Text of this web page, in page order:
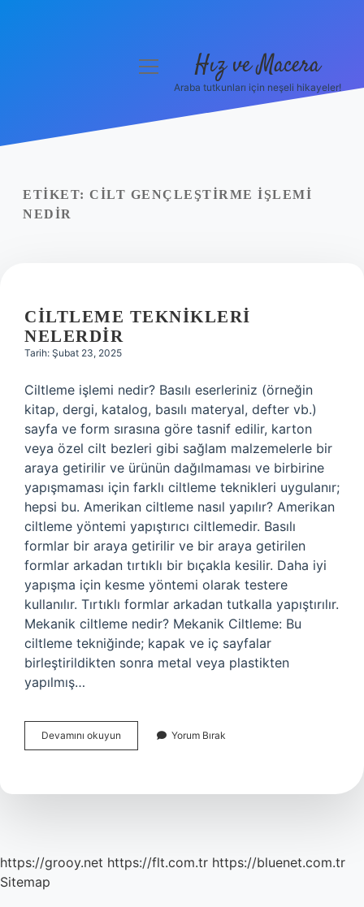
Yasal Uyarı
menüyü
Hız ve Macera
Araba tutkunları için neşeli hikayeler!
ETIKET: CILT GENÇLEŞTIRME IŞLEMI
NEDIR
CILTLEME TEKNIKLERI
NELERDIR
Tarih: Şubat 23, 2025
Ciltleme işlemi nedir? Basılı eserleriniz (örneğin
kitap, dergi, katalog, basılı materyal, defter vb.)
sayfa ve form sırasına göre tasnif edilir, karton
veya özel cilt bezleri gibi sağlam malzemelerle bir
araya getirilir ve ürünün dağılmaması ve birbirine
yapışmaması için farklı ciltleme teknikleri uygulanır;
hepsi bu. Amerikan ciltleme nasıl yapılır? Amerikan
ciltleme yöntemi yapıştırıcı ciltlemedir. Basılı
formlar bir araya getirilir ve bir araya getirilen
formlar arkadan tırtıklı bir bıçakla kesilir. Daha iyi
yapışma için kesme yöntemi olarak testere
kullanılır. Tırtıklı formlar arkadan tutkalla yapıştırılır.
Mekanik ciltleme nedir? Mekanik Ciltleme: Bu
ciltleme tekniğinde; kapak ve iç sayfalar
birleştirildikten sonra metal veya plastikten
yapılmış…
Devamını okuyun Ciltleme
Teknikleri
Yorum Bırak
https://grooy.net https://flt.com.tr https://bluenet.com.tr
Sitemap